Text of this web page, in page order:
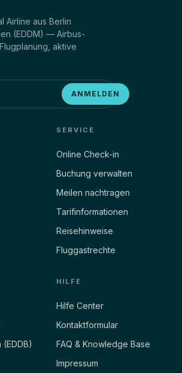
Airline aus Berlin
(EDDM) — Airbus-
aktive
ANMELDEN
SERVICE
Online Check-in
Buchung verwalten
Meilen nachtragen
Tarifinformationen
Reisehinweise
Fluggastrechte
HILFE
Hilfe Center
Kontaktformular
FAQ & Knowledge Base
Impressum